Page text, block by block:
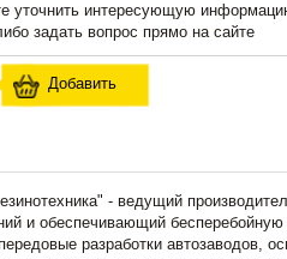
уточнить интересующую
задать вопрос прямо на сайте
Добавить
- ведущий
и обеспечивающий бесперебойную
разработки автозаводов,